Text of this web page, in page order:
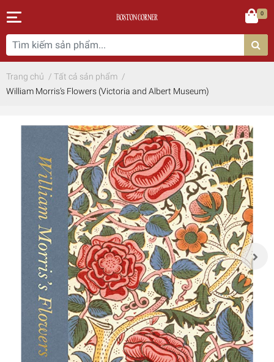
0
Trang chủ / Tất cả sản phẩm /
William Morris’s Flowers (Victoria and Albert Museum)